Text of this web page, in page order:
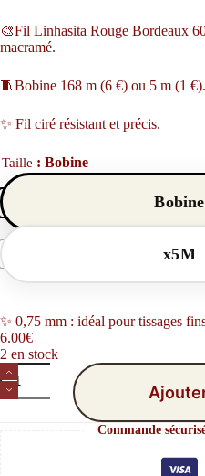
prix :
1.00€
🎨Fil Linhasita Rouge Bordeaux
macramé.
🧵Bobine 168 m (6 €) ou 5 m (1 €).
✨ Fil ciré résistant et précis.
Taille : Bobine
Bobine
x5M
✨ 0,75 mm : idéal pour tissages
6.00€
2 en stock
quantité
de
Fil
Commande